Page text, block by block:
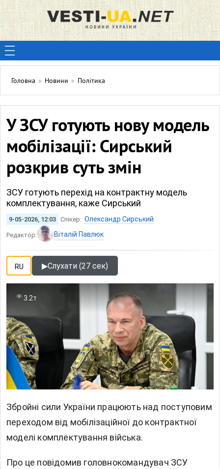
Головна » Новини » Політика
У ЗСУ готують нову модель
мобілізації: Сирський
розкрив суть змін
ЗСУ готують перехід на контрактну модель
комплектування, каже Сирський
9-05-2026, 12:03 Спікер: Олександр Сирський
Редактор: Віталій Павлюк
RU ▶Слухати (27 сек)
3.2т
Збройні сили України працюють над поступовим
переходом від мобілізаційної до контрактної
моделі комплектування війська.
Про це повідомив головнокомандувач ЗСУ